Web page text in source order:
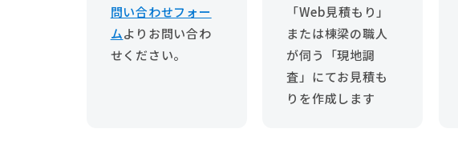
問い合わせフォー
ムより お問い合わ
せください。
「Web見積もり」
または棟梁の職人
が伺う「現地調
査」にてお見積も
りを作成します